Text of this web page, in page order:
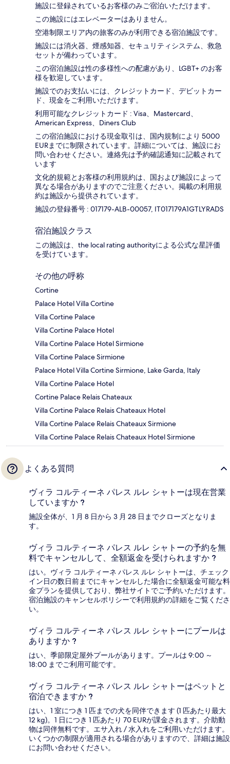
施設に登録されているお客様のみご宿泊いただけます。
この施設にはエレベーターはありません。
空港制限エリア内の旅客のみが利用できる宿泊施設です。
施設には消火器、煙感知器、セキュリティシステム、救急
セットが備わっています。
この宿泊施設は性の多様性への配慮があり、LGBT+ のお客
様を歓迎しています。
施設でのお支払いには、クレジットカード、デビットカー
ド、現金をご利用いただけます。
利用可能なクレジットカード : Visa、Mastercard、
American Express、Diners Club
この宿泊施設における現金取引は、国内規制により 5000
EURまでに制限されています。詳細については、施設にお
問い合わせください。連絡先は予約確認通知に記載されて
います
文化的規範とお客様の利用規約は、国および施設によって
異なる場合がありますのでご注意ください。掲載の利用規
約は施設から提供されています。
施設の登録番号 : 017179-ALB-00057, IT017179A1GTLYRADS
宿泊施設クラス
この施設は、the local rating authorityによる公式な星評価
を受けています。
その他の呼称
Cortine
Palace Hotel Villa Cortine
Villa Cortine Palace
Villa Cortine Palace Hotel
Villa Cortine Palace Hotel Sirmione
Villa Cortine Palace Sirmione
Palace Hotel Villa Cortine Sirmione, Lake Garda, Italy
Villa Cortine Palace Hotel
Cortine Palace Relais Chateaux
Villa Cortine Palace Relais Chateaux Hotel
Villa Cortine Palace Relais Chateaux Sirmione
Villa Cortine Palace Relais Chateaux Hotel Sirmione
よくある質問
ヴィラ コルティーネ パレス ルレ シャトーは現在営業
していますか ?
施設全体が、1 月 8 日から 3 月 28 日までクローズとなりま
す。
ヴィラ コルティーネ パレス ルレ シャトーの予約を無
料でキャンセルして、全額返金を受けられますか ?
はい。ヴィラ コルティーネ パレス ルレ シャトーは、チェック
イン日の数日前までにキャンセルした場合に全額返金可能な料
金プランを提供しており、弊社サイトでご予約いただけます。
宿泊施設のキャンセルポリシーで利用規約の詳細をご覧くださ
い。
ヴィラ コルティーネ パレス ルレ シャトーにプールは
ありますか ?
はい、季節限定屋外プールがあります。プールは 9:00 ～
18:00 までご利用可能です。
ヴィラ コルティーネ パレス ルレ シャトーはペットと
宿泊できますか ?
はい、1 室につき 1 匹までの犬を同伴できます (1 匹あたり最大
12 kg)。1 日につき 1 匹あたり 70 EURが課金されます。介助動
物は同伴無料です。エサ入れ / 水入れをご利用いただけます。
いくつかの制限が適用される場合がありますので、詳細は施設
にお問い合わせください。